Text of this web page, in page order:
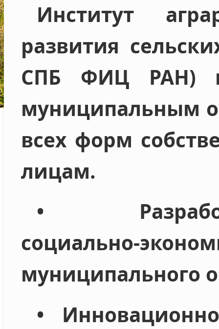
Институт
развития
СПБ ФИЦ РАН)
муниципальным
всех форм
лицам.
•
муниципального
•